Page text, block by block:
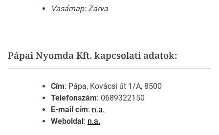
Vasárnap: Zárva
Pápai Nyomda Kft. kapcsolati adatok:
Cím: Pápa, Kovácsi út 1/A, 8500
Telefonszám: 0689322150
E-mail cím: n.a.
Weboldal : n.a.